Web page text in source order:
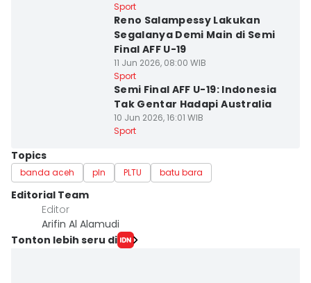
Sport
Reno Salampessy Lakukan
Segalanya Demi Main di Semi
Final AFF U-19
11 Jun 2026, 08:00 WIB
Sport
Semi Final AFF U-19: Indonesia
Tak Gentar Hadapi Australia
10 Jun 2026, 16:01 WIB
Sport
Topics
banda aceh pln PLTU batu bara
Editorial Team
Editor
Arifin Al Alamudi
Tonton lebih seru di